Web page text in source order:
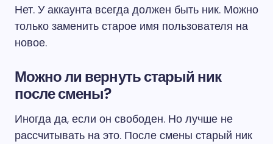
Нет. У аккаунта всегда должен быть ник. Можно
только заменить старое имя пользователя на
новое.
Можно ли вернуть старый ник
после смены?
Иногда да, если он свободен. Но лучше не
рассчитывать на это. После смены старый ник